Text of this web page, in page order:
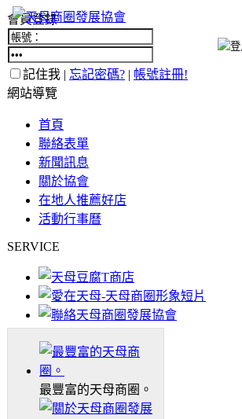
會員登錄
記住我 | 忘記密碼? | 帳號註冊!
網站導覽
首頁
聯絡表單
新聞訊息
關於協會
在地人推薦好店
活動行事曆
SERVICE
最豐富的天母商圈。